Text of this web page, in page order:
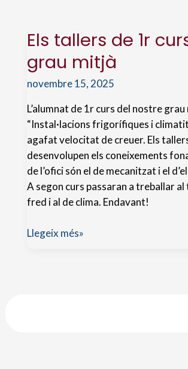
Els tallers de 1r
grau mitjà
novembre 15, 2025
L’alumnat de 1r curs del nostre
“Instal·lacions frigorífiques i
agafat velocitat de creuer. Els
desenvolupen els coneixements
de l’ofici són el de mecanitzat i el
A segon curs passaran a treballar
fred i al de clima. Endavant!
Els
Llegeix més»